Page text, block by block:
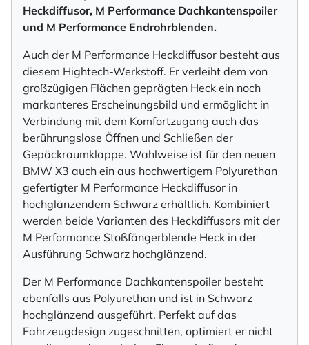
Heckdiffusor, M Performance Dachkantenspoiler
und M Performance Endrohrblenden.
Auch der M Performance Heckdiffusor besteht aus
diesem Hightech-Werkstoff. Er verleiht dem von
großzügigen Flächen geprägten Heck ein noch
markanteres Erscheinungsbild und ermöglicht in
Verbindung mit dem Komfortzugang auch das
berührungslose Öffnen und Schließen der
Gepäckraumklappe. Wahlweise ist für den neuen
BMW X3 auch ein aus hochwertigem Polyurethan
gefertigter M Performance Heckdiffusor in
hochglänzendem Schwarz erhältlich. Kombiniert
werden beide Varianten des Heckdiffusors mit der
M Performance Stoßfängerblende Heck in der
Ausführung Schwarz hochglänzend.
Der M Performance Dachkantenspoiler besteht
ebenfalls aus Polyurethan und ist in Schwarz
hochglänzend ausgeführt. Perfekt auf das
Fahrzeugdesign zugeschnitten, optimiert er nicht